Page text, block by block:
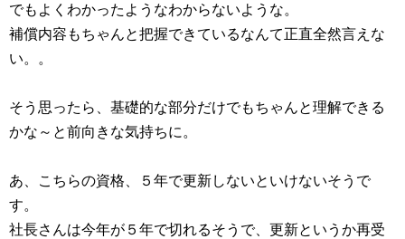
でもよくわかったようなわからないような。
補償内容もちゃんと把握できているなんて正直全然言えな
い。。
そう思ったら、基礎的な部分だけでもちゃんと理解できる
かな～と前向きな気持ちに。
あ、こちらの資格、５年で更新しないといけないそうで
す。
社長さんは今年が５年で切れるそうで、更新というか再受